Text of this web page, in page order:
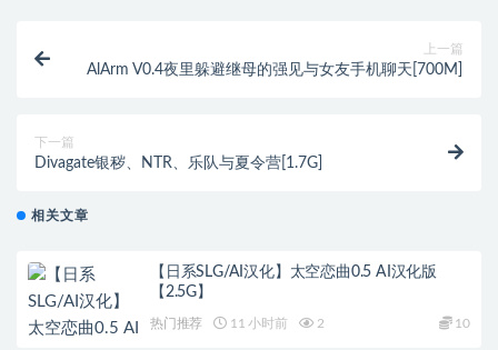
上一篇
AlArm V0.4夜里躲避继母的强见与女友手机聊天[700M]
下一篇
Divagate银秽、NTR、乐队与夏令营[1.7G]
相关文章
【日系SLG/AI汉化】太空恋曲0.5 AI汉化版
【2.5G】
热门推荐 11 小时前 2 10